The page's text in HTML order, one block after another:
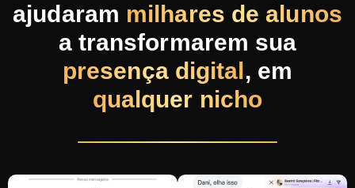
ajudaram milhares de alunos
a transformarem sua
presença digital , em
qualquer nicho